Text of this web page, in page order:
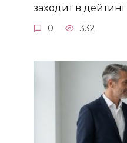
заходит в дейтинг
0 332